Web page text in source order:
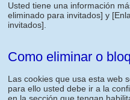
Usted tiene una información
eliminado para invitados] y
invitados]
Como eliminar o
Las cookies que usa esta web
para ello usted debe ir a la